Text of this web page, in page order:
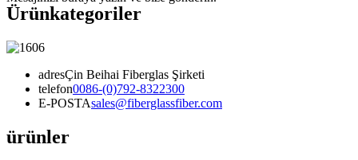
Ürünkategoriler
adresÇin Beihai Fiberglas Şirketi
telefon0086-(0)792-8322300
E-POSTAsales@fiberglassfiber.com
ürünler